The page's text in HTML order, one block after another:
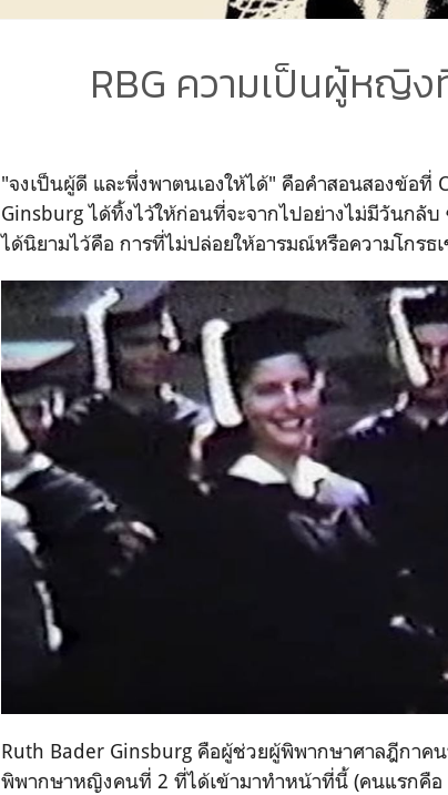
RBG ความเป็นผู้หญิ
"จงเป็นผู้ดี และพึ่งพาตนเองให้ได้" คือคำสอนสองข้อที่
Ginsburgได้ทิ้งไว้ให้ก่อนที่จะจากไปอย่างไม่มีวันกลั
ได้นิยามไว้คือ การที่ไม่ปล่อยให้อารมณ์หรือความโกรธ
Ruth Bader Ginsburg คือผู้ช่วยผู้พิพากษาศาลฎีกาค
พิพากษาหญิงคนที่ 2 ที่ได้เข้ามาทำหน้าที่นี้ (คนแรกคือ